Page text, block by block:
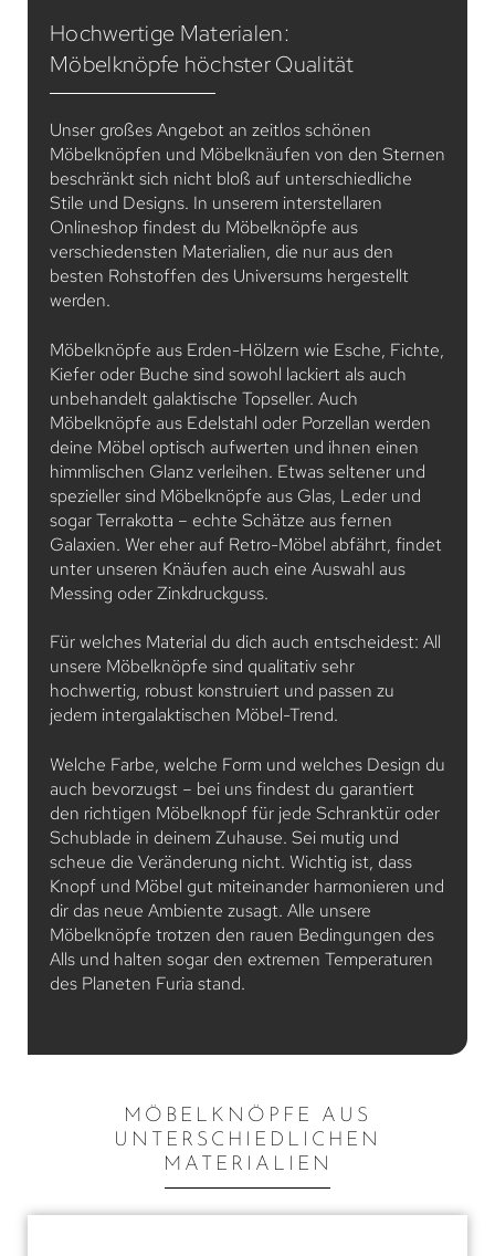
Hochwertige Materialen:
Möbelknöpfe höchster Qualität
Unser großes Angebot an zeitlos schönen
Möbelknöpfen und Möbelknäufen von den Sternen
beschränkt sich nicht bloß auf unterschiedliche
Stile und Designs. In unserem interstellaren
Onlineshop findest du Möbelknöpfe aus
verschiedensten Materialien, die nur aus den
besten Rohstoffen des Universums hergestellt
werden.
Möbelknöpfe aus Erden-Hölzern wie Esche, Fichte,
Kiefer oder Buche sind sowohl lackiert als auch
unbehandelt galaktische Topseller. Auch
Möbelknöpfe aus Edelstahl oder Porzellan werden
deine Möbel optisch aufwerten und ihnen einen
himmlischen Glanz verleihen. Etwas seltener und
spezieller sind Möbelknöpfe aus Glas, Leder und
sogar Terrakotta – echte Schätze aus fernen
Galaxien. Wer eher auf Retro-Möbel abfährt, findet
unter unseren Knäufen auch eine Auswahl aus
Messing oder Zinkdruckguss.
Für welches Material du dich auch entscheidest: All
unsere Möbelknöpfe sind qualitativ sehr
hochwertig, robust konstruiert und passen zu
jedem intergalaktischen Möbel-Trend.
Welche Farbe, welche Form und welches Design du
auch bevorzugst – bei uns findest du garantiert
den richtigen Möbelknopf für jede Schranktür oder
Schublade in deinem Zuhause. Sei mutig und
scheue die Veränderung nicht. Wichtig ist, dass
Knopf und Möbel gut miteinander harmonieren und
dir das neue Ambiente zusagt. Alle unsere
Möbelknöpfe trotzen den rauen Bedingungen des
Alls und halten sogar den extremen Temperaturen
des Planeten Furia stand.
MÖBELKNÖPFE AUS
UNTERSCHIEDLICHEN
MATERIALIEN